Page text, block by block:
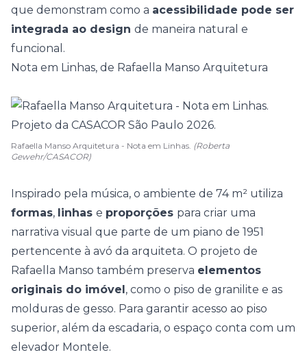
que demonstram como a acessibilidade pode ser
integrada ao design de maneira natural e
funcional.
Nota em Linhas, de Rafaella Manso Arquitetura
Rafaella Manso Arquitetura - Nota em Linhas. (Roberta
Gewehr/CASACOR)
Inspirado pela música, o ambiente de 74 m² utiliza
formas, linhas e proporções para criar uma
narrativa visual que parte de um piano de 1951
pertencente à avó da arquiteta. O projeto de
Rafaella Manso também preserva elementos
originais do imóvel, como o piso de granilite e as
molduras de gesso. Para garantir acesso ao piso
superior, além da escadaria, o espaço conta com um
elevador Montele.